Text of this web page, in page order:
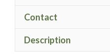
Contact
Description